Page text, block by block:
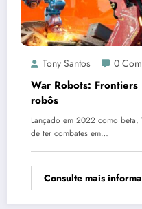
Tony Santos 0
War Robots:
robôs
Lançado em 2022 como beta,
de ter combates em…
Consulte mais